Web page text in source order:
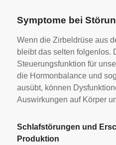
Symptome bei
Wenn die Zirbeldrüse aus
bleibt das selten folgenlos.
Steuerungsfunktion für
die Hormonbalance und
ausübt, können
Auswirkungen auf Körper
Schlafstörungen und
Produktion